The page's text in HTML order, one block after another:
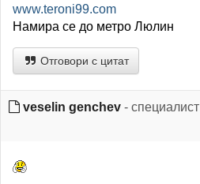
www.teroni99.com
Намира се до метро Люлин
Отговори с цитат
veselin genchev - специалист